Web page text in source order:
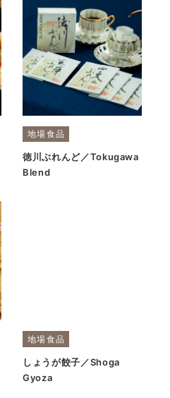
地場食品
徳川ぶれんど／Tokugawa
Blend
地場食品
しょうが餃子／Shoga
Gyoza